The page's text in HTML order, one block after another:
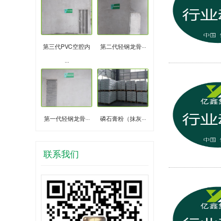
第三代PVC空腔内
···
第二代轻钢龙骨···
第一代轻钢龙骨··· 磷石膏粉（抹灰···
联系我们